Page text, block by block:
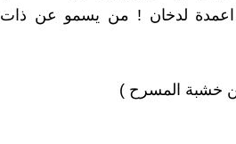
لدخان ! من يسمو عن ذات
خشبة المسرح )